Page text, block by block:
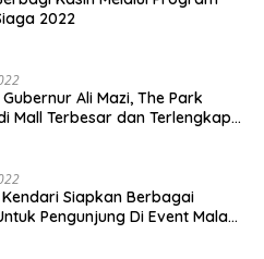
2022
Ali Mazi, The Park
Mall Terbesar dan Terlengkap
Siapkan Berbagai
Pengunjung Di Event Malam